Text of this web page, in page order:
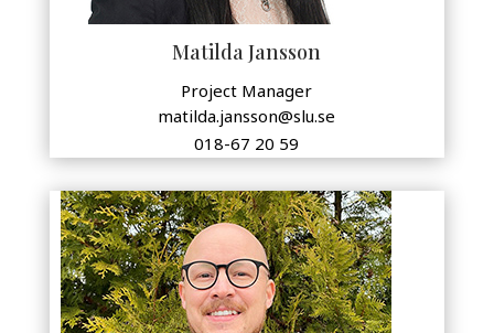
Matilda Jansson
Project Manager
matilda.jansson@slu.se
018-67 20 59